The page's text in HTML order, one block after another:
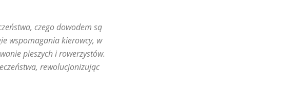
czego dowodem są
wspomagania kierowcy, w
pieszych i rowerzystów.
rewolucjonizując